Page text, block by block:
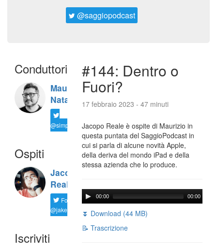
@saggiopodcast
Conduttori
Maurizio
Natali
@simplemal
Ospiti
Jacopo
Reale
Follow
@jakereale
Iscriviti
#144: Dentro o
Fuori?
17 febbraio 2023 - 47 minuti
Jacopo Reale è ospite di Maurizio in
questa puntata del SaggioPodcast in
cui si parla di alcune novità Apple,
della deriva del mondo iPad e della
stessa azienda che lo produce.
00:00 00:00
⏬ Download (44 MB)
📝 Trascrizione